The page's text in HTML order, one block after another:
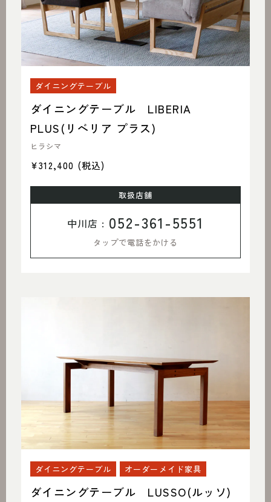
ダイニングテーブル
ダイニングテーブル LIBERIA
PLUS(リベリア プラス)
ヒラシマ
¥312,400 (税込)
取扱店舗
中川店 : 052-361-5551
タップで電話をかける
ダイニングテーブル オーダーメイド家具
ダイニングテーブル LUSSO(ルッソ)